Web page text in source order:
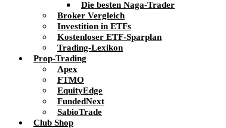
Die besten Naga-Trader
Broker Vergleich
Investition in ETFs
Kostenloser ETF-Sparplan
Trading-Lexikon
Prop-Trading
Apex
FTMO
EquityEdge
FundedNext
SabioTrade
Club Shop